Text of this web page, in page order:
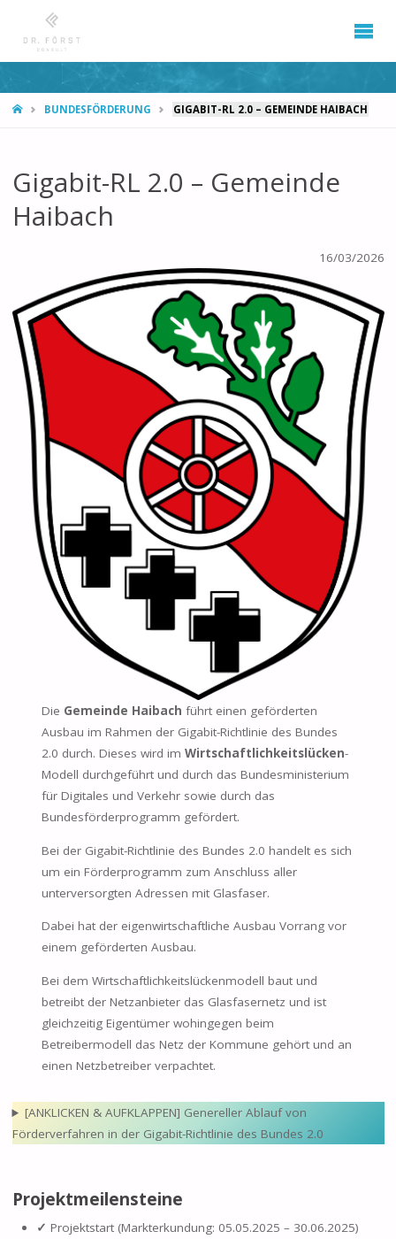
STARTBUNDESFÖRDERUNG GIGABIT-RL 2.0 – GEMEINDE HAIBACH
Gigabit-RL 2.0 – Gemeinde
Haibach
16/03/2026
Die Gemeinde Haibachführt einen geförderten
Ausbau im Rahmen der Gigabit-Richtlinie des Bundes
2.0 durch. Dieses wird im Wirtschaftlichkeitslücken-
Modell durchgeführt und durch das Bundesministerium
für Digitales und Verkehr sowie durch das
Bundesförderprogramm gefördert.
Bei der Gigabit-Richtlinie des Bundes 2.0 handelt es sich
um ein Förderprogramm zum Anschluss aller
unterversorgten Adressen mit Glasfaser.
Dabei hat der eigenwirtschaftliche Ausbau Vorrang vor
einem geförderten Ausbau.
Bei dem Wirtschaftlichkeitslückenmodell baut und
betreibt der Netzanbieter das Glasfasernetz und ist
gleichzeitig Eigentümer wohingegen beim
Betreibermodell das Netz der Kommune gehört und an
einen Netzbetreiber verpachtet.
[ANKLICKEN & AUFKLAPPEN] Genereller Ablauf von
Förderverfahren in der Gigabit-Richtlinie des Bundes 2.0
Projektmeilensteine
✓ Projektstart (Markterkundung: 05.05.2025 – 30.06.2025)